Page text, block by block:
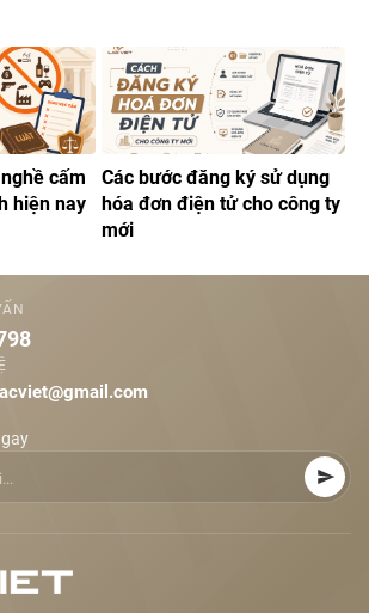
cấm
hiện nay
Các bước đăng ký sử dụng
hóa đơn điện tử cho công ty
mới